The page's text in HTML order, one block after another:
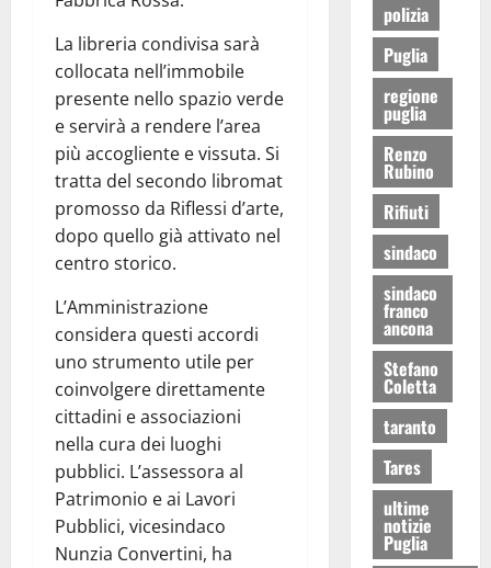
La libreria condivisa sarà
collocata nell’immobile
presente nello spazio verde
e servirà a rendere l’area
più accogliente e vissuta. Si
tratta del secondo libromat
promosso da Riflessi d’arte,
dopo quello già attivato nel
centro storico.
L’Amministrazione
considera questi accordi
uno strumento utile per
coinvolgere direttamente
cittadini e associazioni
nella cura dei luoghi
pubblici. L’assessora al
Patrimonio e ai Lavori
Pubblici, vicesindaco
Nunzia Convertini, ha
polizia
Puglia
regione
puglia
Renzo
Rubino
Rifiuti
sindaco
sindaco
franco
ancona
Stefano
Coletta
taranto
Tares
ultime
notizie
Puglia